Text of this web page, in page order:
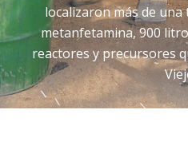
localizaron más de
metanfetamina, 900
reactores y precursores